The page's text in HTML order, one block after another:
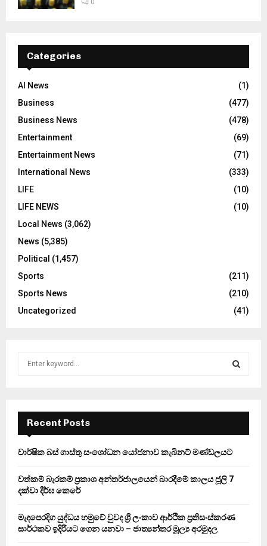
0
Categories
AI News
(1)
Business
(477)
Business News
(478)
Entertainment
(69)
Entertainment News
(71)
International News
(333)
LIFE
(10)
LIFE NEWS
(10)
Local News (3,062)
News (5,385)
Political (1,457)
Sports
(211)
Sports News
(210)
Uncategorized
(41)
f
r
E
A
Recent Posts
වාර්ෂික බස් ගාස්තු සංශෝධන යෝජනාව කැබිනට් මණ්ඩලයට
වත්කම් බැරකම් ප්‍රකාශ අන්තර්ජාලයෙන් බාරදීමේ කාලය ජූලි 7
දක්වා දීර්ඝ කෙරේ
මැදපෙරදිග යුද්ධය හමුවේ වුවද ශ්‍රී ලංකාව ආර්ථික ප්‍රතිසංස්කරණ
සාර්ථකව ඉදිරියට ගෙන යනවා – ජාත්‍යන්තර මූල්‍ය අරමුදල